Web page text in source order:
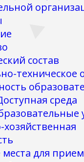
состав
техническое
среда
для